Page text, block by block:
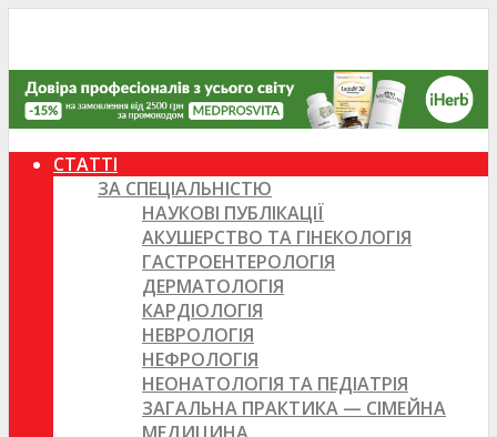
СТАТТІ
ЗА СПЕЦІАЛЬНІСТЮ
НАУКОВІ ПУБЛІКАЦІЇ
АКУШЕРСТВО ТА ГІНЕКОЛОГІЯ
ГАСТРОЕНТЕРОЛОГІЯ
ДЕРМАТОЛОГІЯ
КАРДІОЛОГІЯ
НЕВРОЛОГІЯ
НЕФРОЛОГІЯ
НЕОНАТОЛОГІЯ ТА ПЕДІАТРІЯ
ЗАГАЛЬНА ПРАКТИКА — СІМЕЙНА